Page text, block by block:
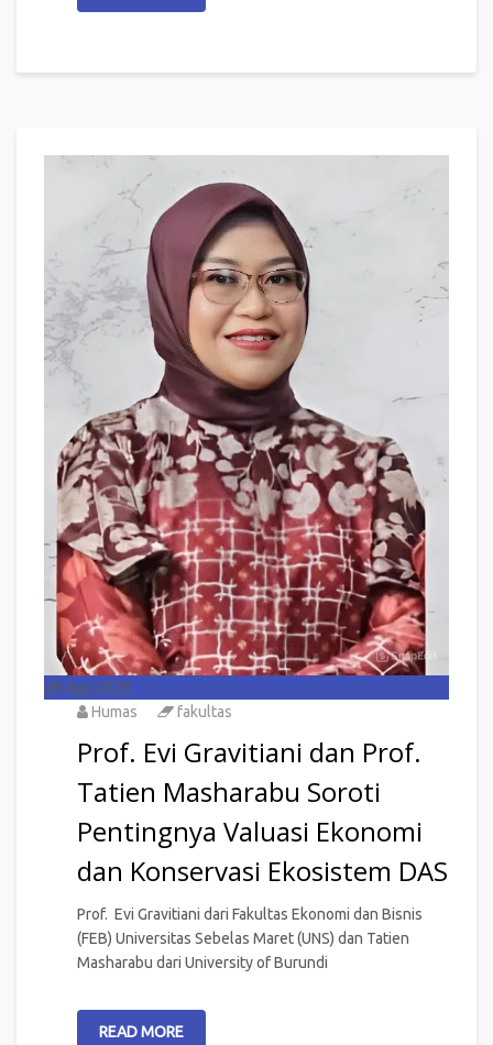
09 Agu 2026
Humas
fakultas
Prof. Evi Gravitiani dan Prof.
Tatien Masharabu Soroti
Pentingnya Valuasi Ekonomi
dan Konservasi Ekosistem DAS
Prof. Evi Gravitiani dari Fakultas Ekonomi dan Bisnis
(FEB) Universitas Sebelas Maret (UNS) dan Tatien
Masharabu dari University of Burundi
READ MORE